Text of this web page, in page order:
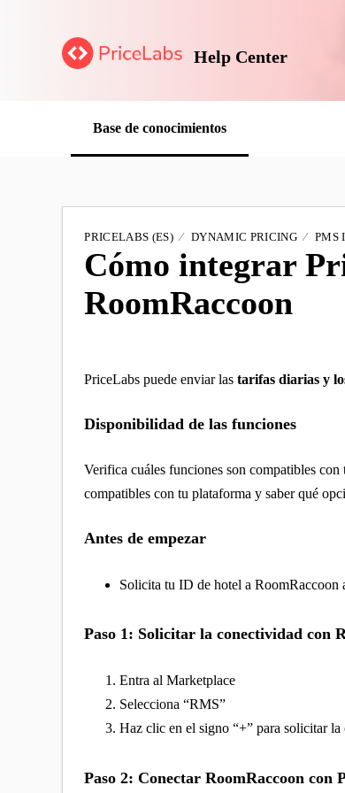
Help Center
Base de conocimientos
PRICELABS (ES) DYNAMIC PRICING PMS
Cómo integrar
RoomRaccoon
PriceLabs puede enviar lastarifas diarias y
Disponibilidad de las funciones
Verifica cuáles funciones son compatibles
compatibles con tu plataforma y saber qué
Antes de empezar
Solicita tu ID de hotel a RoomRaccoon
Paso 1: Solicitar la conectividad con
Entra al Marketplace
Selecciona “RMS”
Haz clic en el signo “+” para solicitar la
Paso 2: Conectar RoomRaccoon con